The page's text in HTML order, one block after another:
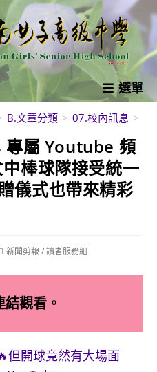
選單
B.文章分類 > 07.校內訊息 >
屬 Youtube 頻
棒球隊接受統一
儀式也帶來精彩
新聞剪報 /讀者服務組
觀看。
但開球竟然有大場面